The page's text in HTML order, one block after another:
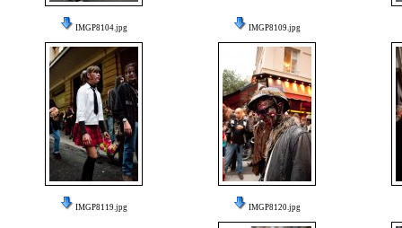
IMGP8104.jpg IMGP8109.jpg
IMGP8119.jpg IMGP8120.jpg